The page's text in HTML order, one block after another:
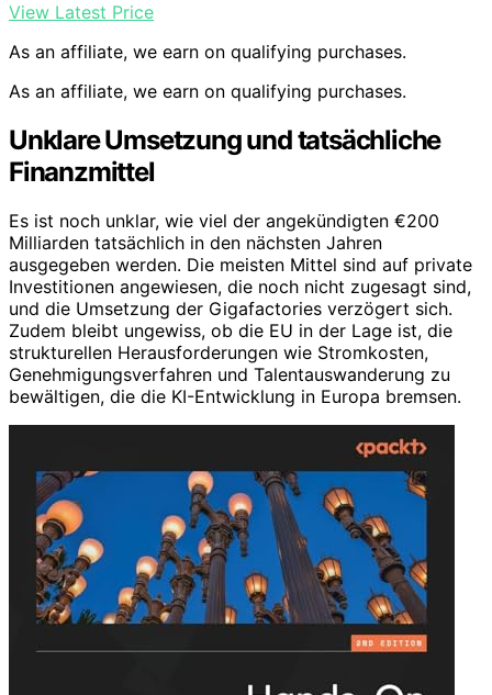
View Latest Price
As an affiliate, we earn on qualifying purchases.
As an affiliate, we earn on qualifying purchases.
Unklare Umsetzung und tatsächliche
Finanzmittel
Es ist noch unklar, wie viel der angekündigten €200
Milliarden tatsächlich in den nächsten Jahren
ausgegeben werden. Die meisten Mittel sind auf private
Investitionen angewiesen, die noch nicht zugesagt sind,
und die Umsetzung der Gigafactories verzögert sich.
Zudem bleibt ungewiss, ob die EU in der Lage ist, die
strukturellen Herausforderungen wie Stromkosten,
Genehmigungsverfahren und Talentauswanderung zu
bewältigen, die die KI-Entwicklung in Europa bremsen.